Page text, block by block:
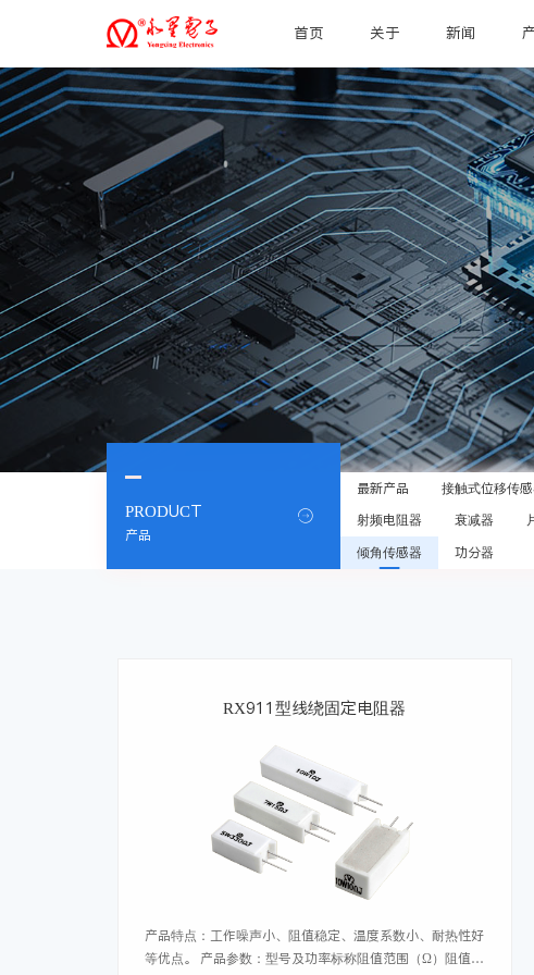
首页 关于 新闻
PRODUCT
产品

最新产品 接触式位移传
射频电阻器
衰减器
倾角传感器
功分器
RX911型线绕固定电阻器
产品特点：工作噪声小、阻值稳定、温度系数小、耐热性好
等优点。 产品参数：型号及功率标称阻值范围（Ω）阻值允